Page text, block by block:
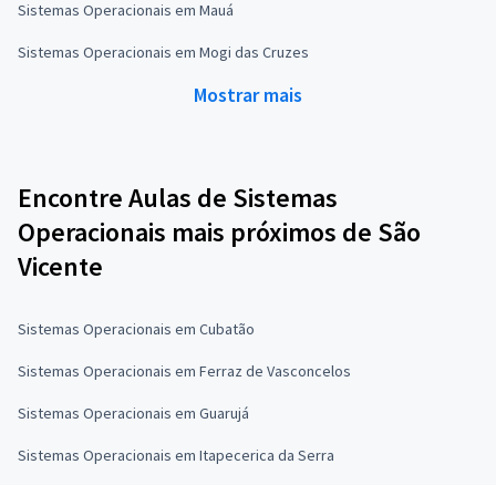
Sistemas Operacionais em Mauá
Sistemas Operacionais em Mogi das Cruzes
Mostrar mais
Encontre Aulas de Sistemas
Operacionais mais próximos de São
Vicente
Sistemas Operacionais em Cubatão
Sistemas Operacionais em Ferraz de Vasconcelos
Sistemas Operacionais em Guarujá
Sistemas Operacionais em Itapecerica da Serra